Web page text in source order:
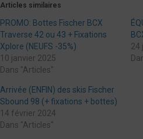
Articles similaires
PROMO: Bottes Fischer BCX
Traverse 42 ou 43 + Fixations
Xplore (NEUFS -35%)
10 janvier 2025
Dans "Articles"
24
Arrivée (ENFIN) des skis Fischer
Sbound 98 (+ fixations + bottes)
14 février 2024
Dans "Articles"